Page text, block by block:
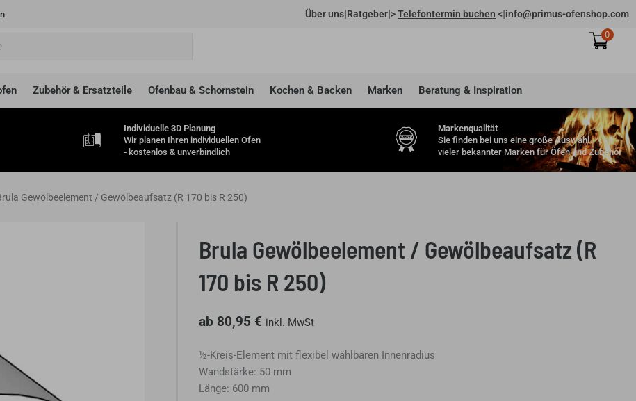
Über uns|Ratgeber|>Telefontermin buchen <|info@primus-ofenshop.com
0
Zubehör & Ersatzteile Ofenbau & Schornstein Kochen & Backen Marken Beratung & Inspiration
Individuelle 3D Planung
Wir planen Ihren individuellen Ofen
- kostenlos & unverbindlich
Markenqualität
Sie finden bei uns eine große Auswahl
vieler bekannter Marken für Öfen und Zubehör
Gewölbeelement / Gewölbeaufsatz (R 170 bis R 250)
Brula Gewölbeelement / Gewölbeaufsatz (R
170 bis R 250)
ab 80,95 € inkl. MwSt
½-Kreis-Element mit flexibel wählbaren Innenradius
Wandstärke: 50 mm
Länge: 600 mm